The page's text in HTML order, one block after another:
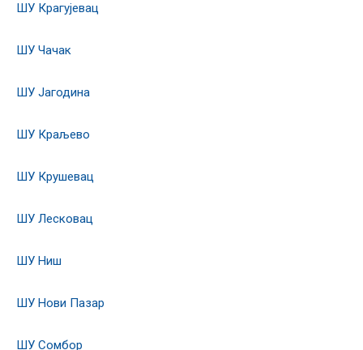
ШУ Крагујевац
ШУ Чачак
ШУ Јагодина
ШУ Краљево
ШУ Крушевац
ШУ Лесковац
ШУ Ниш
ШУ Нови Пазар
ШУ Сомбор